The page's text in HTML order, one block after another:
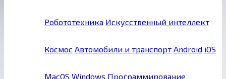
Робототехника Искусственный интеллект
Космос Автомобили и транспорт Android iOS
MacOS Windows Программирование